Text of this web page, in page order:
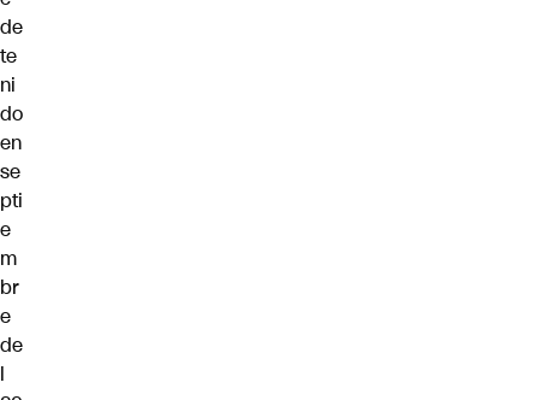
de
te
ni
do
en
se
pti
e
m
br
e
de
l